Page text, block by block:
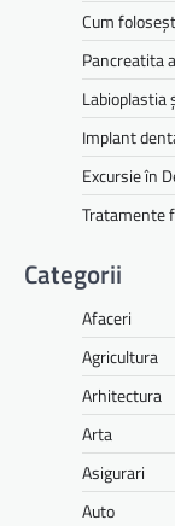
Cum
Pancreatita
Labioplastia
Implant
Excursie în
Tratamente
Categorii
Afaceri
Agricultura
Arhitectura
Arta
Asigurari
Auto